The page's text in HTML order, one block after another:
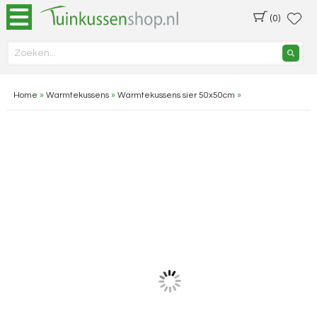
(0)
Home » Warmtekussens» Warmtekussens sier 50x50cm »